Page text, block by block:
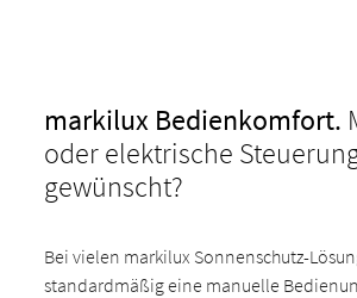
markilux Bedienkomfort.
oder elektrische
gewünscht?
Bei vielen markilux Sonnenschutz-
standardmäßig eine manuelle